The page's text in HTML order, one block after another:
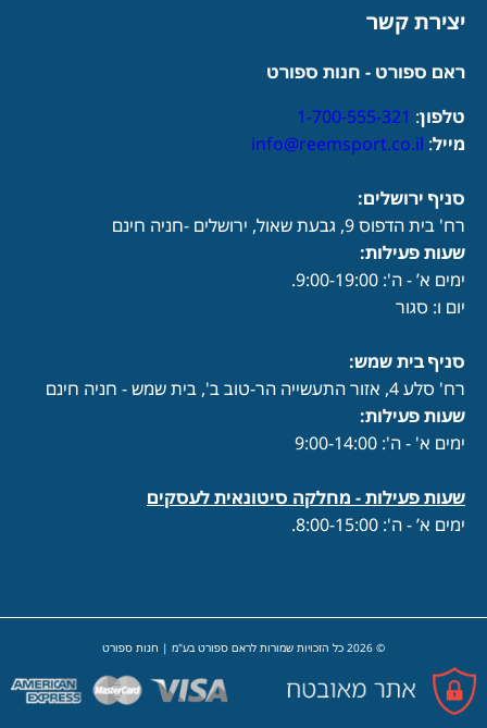
יצירת קשר
ראם ספורט - חנות ספורט
טלפון:
1-700-555-321
מייל:
info@reemsport.co.il
סניף ירושלים:
רח' בית הדפוס 9, גבעת שאול, ירושלים -חניה חינם
שעות פעילות:
ימים א’ - ה': 9:00-19:00.
יום ו: סגור
סניף בית שמש:
רח' סלע 4, אזור התעשייה הר-טוב ב', בית שמש - חניה חינם
שעות פעילות:
ימים א' - ה': 9:00-14:00
שעות פעילות - מחלקה סיטונאית לעסקים
ימים א’ - ה': 8:00-15:00.
© 2026 כל הזכויות שמורות לראם ספורט בע"מ | חנות ספורט